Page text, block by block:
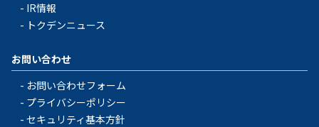
IR情報
トクデンニュース
お問い合わせ
お問い合わせフォーム
プライバシーポリシー
セキュリティ基本方針